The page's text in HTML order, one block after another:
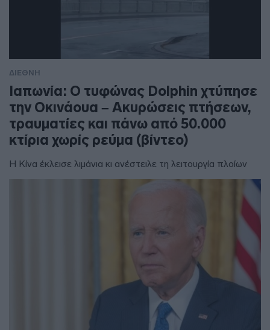
ΔΙΕΘΝΗ
Ιαπωνία: Ο τυφώνας Dolphin χτύπησε
την Οκινάουα – Ακυρώσεις πτήσεων,
τραυματίες και πάνω από 50.000
κτίρια χωρίς ρεύμα (βίντεο)
Η Κίνα έκλεισε λιμάνια κι ανέστειλε τη λειτουργία πλοίων